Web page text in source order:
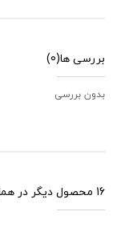
بررسی ها(0)
بدون بررسی
16 محصول دیگر در همان شاخه: